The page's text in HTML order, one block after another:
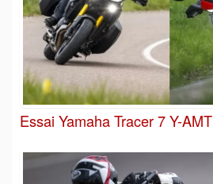
Essai Yamaha Tracer 7 Y-AMT